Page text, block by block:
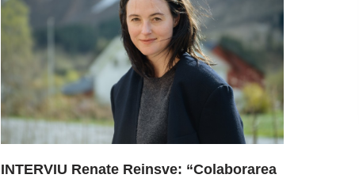
INTERVIU Renate Reinsve: “Colaborarea